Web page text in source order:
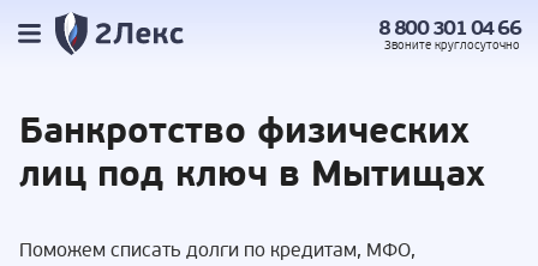
8 800 301 04 66
Звоните круглосуточно
Банкротство физических
лиц под ключ в Мытищах
Поможем списать долги по кредитам, МФО,